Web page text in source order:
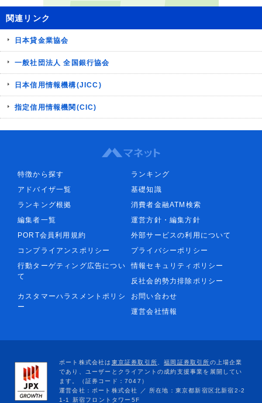
関連リンク
日本貸金業協会
一般社団法人 全国銀行協会
日本信用情報機構(JICC)
指定信用情報機関(CIC)
特徴から探す
ランキング
アドバイザ一覧
基礎知識
ランキング根拠
消費者金融ATM検索
編集者一覧
運営方針・編集方針
PORT会員利用規約
外部サービスの利用について
コンプライアンスポリシー
プライバシーポリシー
行動ターゲティング広告につい
て
情報セキュリティポリシー
反社会的勢力排除ポリシー
カスタマーハラスメントポリシ
ー
お問い合わせ
運営会社情報